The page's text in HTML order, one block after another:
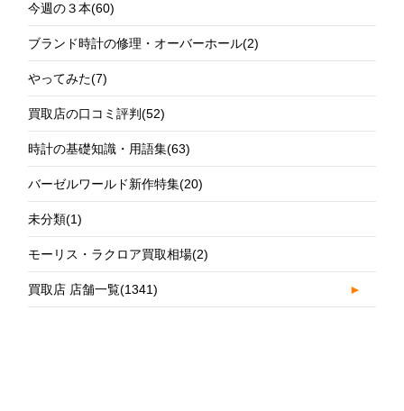
今週の３本(60)
ブランド時計の修理・オーバーホール(2)
やってみた(7)
買取店の口コミ評判(52)
時計の基礎知識・用語集(63)
バーゼルワールド新作特集(20)
未分類(1)
モーリス・ラクロア買取相場(2)
買取店 店舗一覧(1341) ►